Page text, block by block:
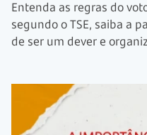
Entenda as regras do
segundo o TSE, saiba a
de ser um dever e